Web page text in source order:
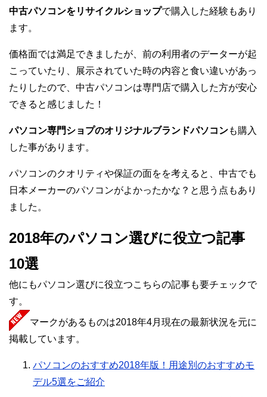
中古パソコンをリサイクルショップで購入した経験もあり
ます。
価格面では満足できましたが、前の利用者のデーターが起
こっていたり、展示されていた時の内容と食い違いがあっ
たりしたので、中古パソコンは専門店で購入した方が安心
できると感じました！
パソコン専門ショプのオリジナルブランドパソコンも購入
した事があります。
パソコンのクオリティや保証の面をを考えると、中古でも
日本メーカーのパソコンがよかったかな？と思う点もあり
ました。
2018年のパソコン選びに役立つ記事
10選
他にもパソコン選びに役立つこちらの記事も要チェックで
す。
マークがあるものは2018年4月現在の最新状況を元に
掲載しています。
パソコンのおすすめ2018年版！用途別のおすすめモ
デル5選をご紹介